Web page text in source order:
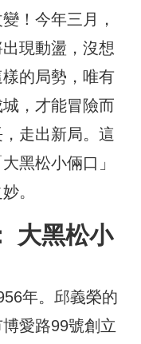
！今年三月，
現動盪，沒想
的局勢，唯有
，才能冒險而
走出新局。這
黑松小倆口」
。
大黑松小
年。邱義榮的
愛路99號創立